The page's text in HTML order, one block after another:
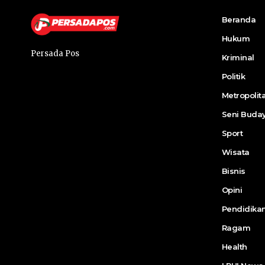
Persada Pos
Beranda
Hukum
Kriminal
Politik
Seni
Sport
Wisata
Bisnis
Opini
Ragam
Health